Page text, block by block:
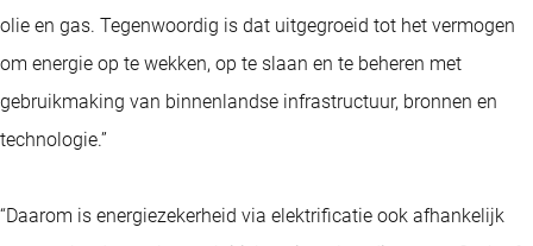
olie en gas. Tegenwoordig is dat uitgegroeid tot het vermogen
om energie op te wekken, op te slaan en te beheren met
gebruikmaking van binnenlandse infrastructuur, bronnen en
technologie.”
“Daarom is energiezekerheid via elektrificatie ook afhankelijk